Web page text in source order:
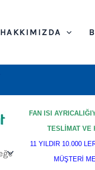
HAKKIMIZDA
FAN ISI
TESLİMAT VE
11 YILDIR 10.000
MÜŞTERİ